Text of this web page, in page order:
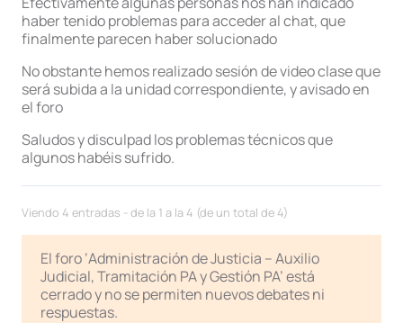
haber tenido problemas para acceder al chat, que
finalmente parecen haber solucionado
No obstante hemos realizado sesión de video clase que
será subida a la unidad correspondiente, y avisado en
el foro
Saludos y disculpad los problemas técnicos que
algunos habéis sufrido.
Viendo 4 entradas - de la 1 a la 4 (de un total de 4)
El foro ‘Administración de Justicia – Auxilio
Judicial, Tramitación PA y Gestión PA’ está
cerrado y no se permiten nuevos debates ni
respuestas.